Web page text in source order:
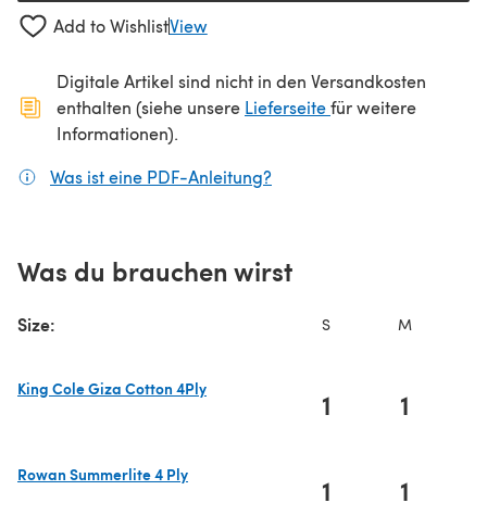
Add to WishlistView
Digitale Artikel sind nicht in den Versandkosten
enthalten (siehe unsere Lieferseite(öffnet sich in
für weitere
Informationen).
Was ist eine PDF-Anleitung?
Was du brauchen wirst
Size: S M
King Cole Giza Cotton 4Ply
1 1
Rowan Summerlite 4 Ply
1 1